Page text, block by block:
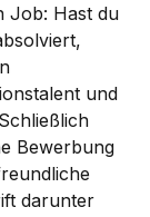
Job: Hast du
und
Bewerbung
darunter